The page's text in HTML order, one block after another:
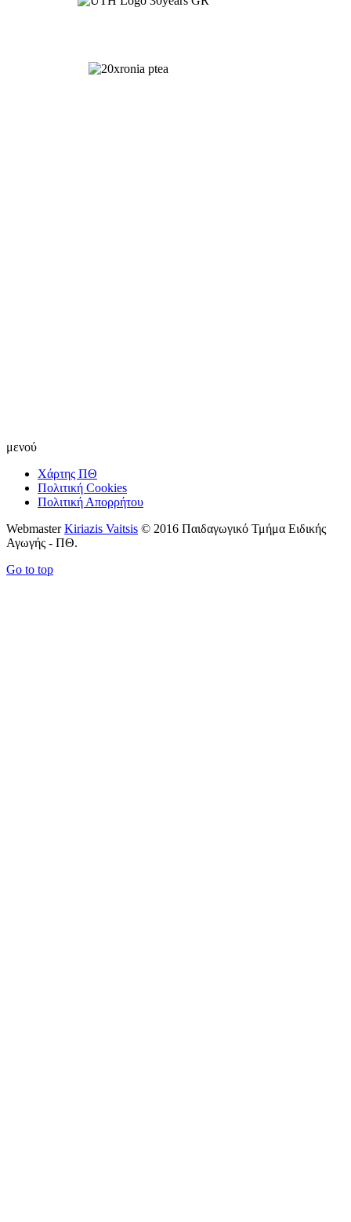
μενού
Χάρτης ΠΘ
Πολιτική Cookies
Πολιτική Απορρήτου
WebmasterKiriazis Vaitsis © 2016 Παιδαγωγικό Τμήμα Ειδικής
Αγωγής - ΠΘ.
Go to top